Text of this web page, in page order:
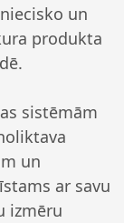
un
produkta
sistēmām
un
ar savu
izmēru